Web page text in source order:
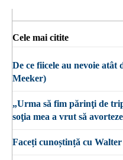
Cele mai citite
De ce fiicele au nevoie
Meeker)
„Urma să fim părinţi de
soţia mea a vrut să
Faceți cunoștință cu